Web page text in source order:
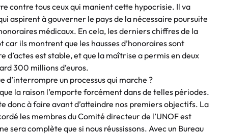
contre tous ceux qui manient cette hypocrisie. Il va
aspirent à gouverner le pays de la nécessaire poursuite
médicaux. En cela, les derniers chiffres de la
car ils montrent que les hausses d’honoraires sont
d’actes est stable, et que la maîtrise a permis en deux
300 millions d’euros.
d’interrompre un processus qui marche ?
la raison l’emporte forcément dans de telles périodes.
donc à faire avant d’atteindre nos premiers objectifs. La
les membres du Comité directeur de l’UNOF est
sera complète que si nous réussissons. Avec un Bureau